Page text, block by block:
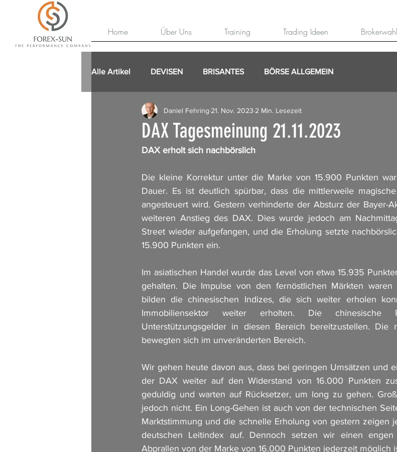
Home Über Uns Training Trading Ideen Brokerwahl
Alle Artikel DEVISEN BRISANTES BÖRSE ALLGEMEIN
DAX Tagesmeinung 21.11.2023
Daniel Fehring 21. Nov. 2023 2 Min. Lesezeit
DAX erholt sich nachbörslich
Die kleine Korrektur unter die Marke von 15.900 Punkten
Dauer. Es ist deutlich spürbar, dass die mittlerweile
angesteuert wird. Gestern verhinderte der Absturz der Bayer-
weiteren Anstieg des DAX. Dies wurde jedoch am
Street wieder aufgefangen, und die Erholung setzte
15.900 Punkten ein.
Im asiatischen Handel wurde das Level von etwa 15.935
gehalten. Die Impulse von den fernöstlichen Märkten
bilden die chinesischen Indizes, die sich weiter erholen
Immobiliensektor weiter erholten. Die chinesische
Unterstützungsgelder in diesen Bereich bereitzustellen. Die
bewegten sich im unveränderten Bereich.
Wir gehen heute davon aus, dass bei geringen Umsätzen und
der DAX weiter auf den Widerstand von 16.000 Punkten
geduldig und warten auf Rücksetzer, um long zu gehen.
jedoch nicht. Ein Long-Gehen ist auch von der technischen
Marktstimmung und die schnelle Erholung von gestern zeigen
deutschen Leitindex auf. Dennoch setzen wir einen
Abprallen von der Marke von 16.000 Punkten jederzeit möglich